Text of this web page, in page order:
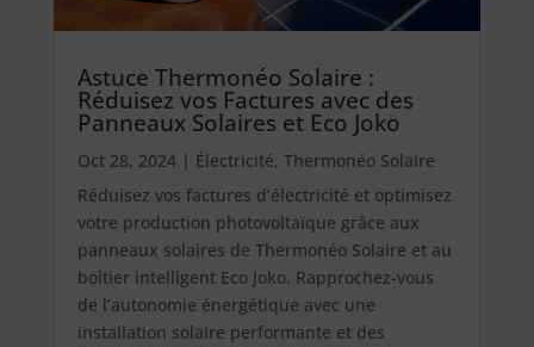
Astuce Thermonéo Solaire :
Réduisez vos Factures avec des
Panneaux Solaires et Eco Joko
Oct 28, 2024| Électricité, Thermonéo Solaire
Réduisez vos factures d’électricité et optimisez
votre production photovoltaïque grâce aux
panneaux solaires de Thermonéo Solaire et au
boîtier intelligent Eco Joko. Rapprochez-vous
de l’autonomie énergétique avec une
installation solaire performante et des